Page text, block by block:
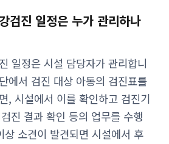
검진 일정은 누가 관리하나
일정은 시설 담당자가 관리합니
에서 검진 대상 아동의 검진표를
, 시설에서 이를 확인하고 검진기
진 결과 확인 등의 업무를 수행
상 소견이 발견되면 시설에서 후